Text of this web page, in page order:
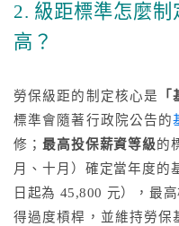
2. 級距標準怎麼
高？
勞保級距的制定核心是
標準會隨著行政院公告的
修； 最高投保薪資等級的
月、十月）確定當年度的
日起為 45,800 元），最
得過度槓桿，並維持勞保